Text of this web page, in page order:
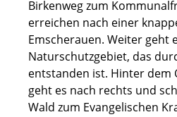
Birkenweg zum
erreichen nach einer
Emscherauen. Weiter geht
Naturschutzgebiet, das
entstanden ist. Hinter dem
geht es nach rechts und
Wald zum Evangelischen